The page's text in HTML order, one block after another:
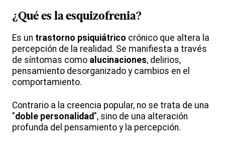
¿Qué es laesquizofrenia?
Es un trastorno psiquiátrico crónico que altera la
percepción de la realidad. Se manifiesta a través
de síntomas como alucinaciones, delirios,
pensamiento desorganizado y cambios en el
comportamiento.
Contrario a la creencia popular, no se trata de una
"doble personalidad", sino de una alteración
profunda del pensamiento y la percepción.